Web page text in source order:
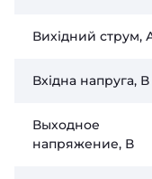
Вихідний струм,
Вхідна напруга, В
Выходное
напряжение, В